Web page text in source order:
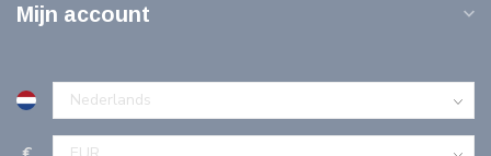
Mijn account